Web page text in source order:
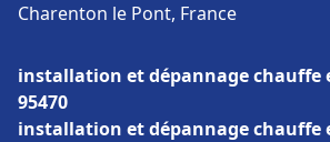
Charenton le Pont, France
installation et dépannage chauffe
95470
installation et dépannage chauffe